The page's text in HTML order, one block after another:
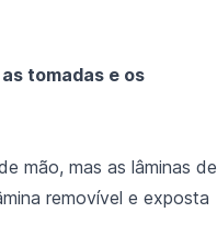
tomadas e os
mão, mas as lâminas de
removível e exposta